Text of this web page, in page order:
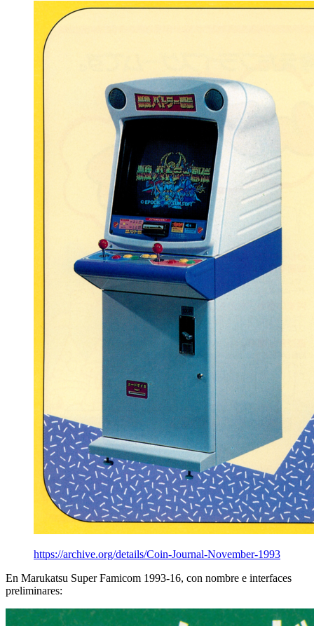
https://archive.org/details/Coin-Journal-November-1993
En Marukatsu Super Famicom 1993-16, con nombre e interfaces
preliminares: